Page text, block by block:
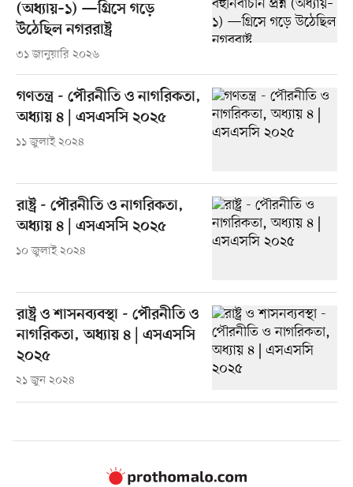
(অধ্যায়–১) —গ্রিসে গড়ে
উঠেছিল নগররাষ্ট্র
৩১ জানুয়ারি ২০২৬
গণতন্ত্র - পৌরনীতি ও নাগরিকতা,
অধ্যায় ৪ | এসএসসি ২০২৫
১১ জুলাই ২০২৪
রাষ্ট্র - পৌরনীতি ও নাগরিকতা,
অধ্যায় ৪ | এসএসসি ২০২৫
১০ জুলাই ২০২৪
রাষ্ট্র ও শাসনব্যবস্থা - পৌরনীতি ও
নাগরিকতা, অধ্যায় ৪ | এসএসসি
২০২৫
২১ জুন ২০২৪